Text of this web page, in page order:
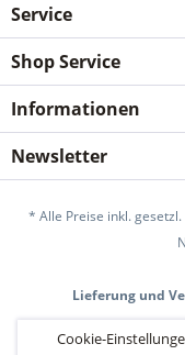
Service
Shop Service
Informationen
Newsletter
* Alle Preise inkl.
Lieferung und
Cookie-